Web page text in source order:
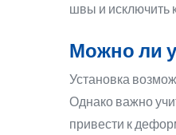
швы и исключить
Можно ли
Установка
Однако важно
привести к